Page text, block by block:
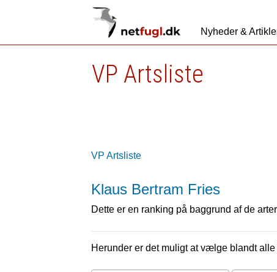
Nyheder &
VP Artsliste
VP Artsliste
Klaus Bertram Fries
Dette er en ranking på baggrund af de
Herunder er det muligt at vælge blandt